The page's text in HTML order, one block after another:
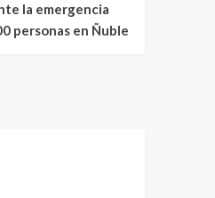
la emergencia
personas en Ñuble